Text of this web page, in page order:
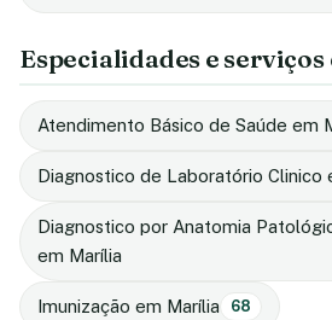
Especialidades e
Atendimento Básico de Saúde em
Diagnostico de Laboratório Clinico
Diagnostico por Anatomia
em Marília
Imunização em Marília 68